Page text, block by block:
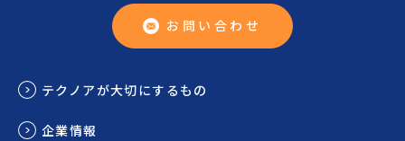
お問い合わせ
テクノアが大切にするもの
企業情報